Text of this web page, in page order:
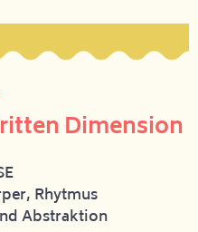
Dimension
Rhytmus
Abstraktion